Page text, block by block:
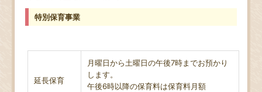
特別保育事業
延長保育
月曜日から土曜日の午後7時までお預かり
します。
午後6時以降の保育料は保育料月額